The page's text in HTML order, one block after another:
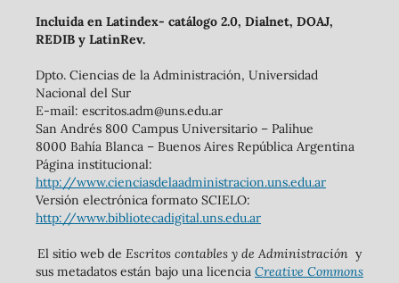
Incluida en Latindex- catálogo 2.0, Dialnet, DOAJ,
REDIB y LatinRev.
Dpto. Ciencias de la Administración, Universidad
Nacional del Sur
E-mail: escritos.adm@uns.edu.ar
San Andrés 800 Campus Universitario – Palihue
8000 Bahía Blanca – Buenos Aires República Argentina
Página institucional:
http://www.cienciasdelaadministracion.uns.edu.ar
Versión electrónica formato SCIELO:
http://www.bibliotecadigital.uns.edu.ar
El sitio web de Escritos contables y de Administración y
sus metadatos están bajo una licencia Creative Commons